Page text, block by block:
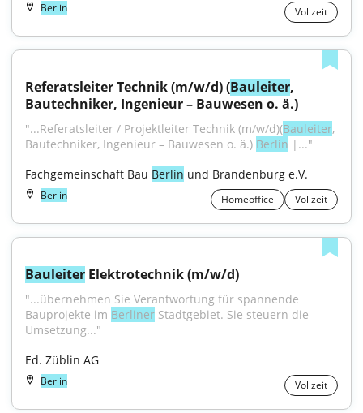
Berlin Vollzeit
Referatsleiter Technik (m/w/d) (Bauleiter,
Bautechniker, Ingenieur – Bauwesen o. ä.)
"...Referatsleiter / Projektleiter Technik (m/w/d)(Bauleiter,
Bautechniker, Ingenieur – Bauwesen o. ä.) Berlin |..."
Fachgemeinschaft Bau Berlin und Brandenburg e.V.
Berlin Homeoffice Vollzeit
Bauleiter Elektrotechnik (m/w/d)
"...übernehmen Sie Verantwortung für spannende
Bauprojekte im Berliner Stadtgebiet. Sie steuern die
Umsetzung..."
Ed. Züblin AG
Berlin Vollzeit